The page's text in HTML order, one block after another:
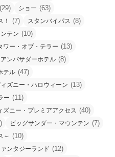
ショー (63)
！ (7) スタンバイパス (8)
テン (10)
ワー・オブ・テラー (13)
ンバサダーホテル (8)
テル (47)
ズニー・ハロウィーン (13)
ー (11)
ズニー・プレミアアクセス (40)
ビッグサンダー・マウンテン (7)
～ (10)
ンタジーランド (12)